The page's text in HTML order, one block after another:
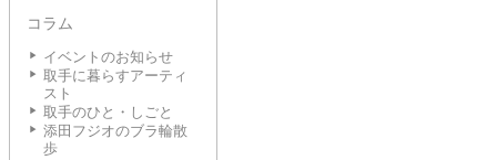
コラム
イベントのお知らせ
取手に暮らすアーティ
スト
取手のひと・しごと
添田フジオのブラ輪散
歩